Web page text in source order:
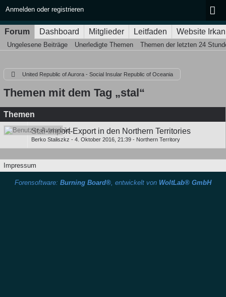
Anmelden oder registrieren
Forum Dashboard Mitglieder Leitfaden Website
Ungelesene Beiträge Unerledigte Themen Themen der letzten 24
United Republic of Aurora - Social Insular Republic of Oceania
Themen mit dem Tag „stal“
Themen
Stal-Import-Export in den Northern Territories
Berko Staliszkz - 4. Oktober 2016, 21:39 - Northern Territory
Impressum
Forensoftware: Burning Board®, entwickelt von WoltLab® GmbH